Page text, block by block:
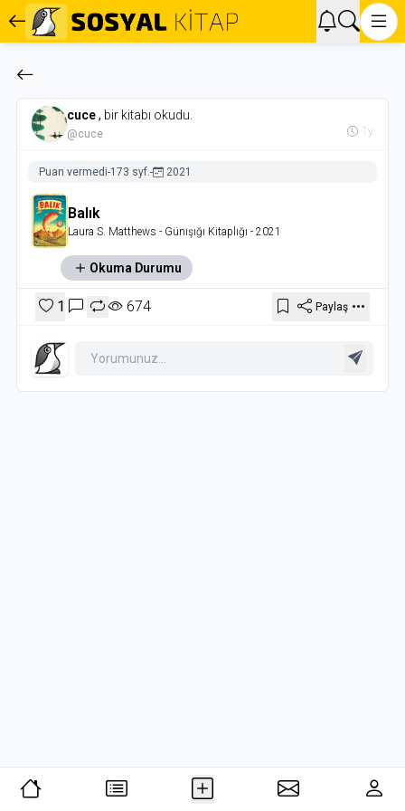
cuce, bir kitabı okudu.
@cuce 1y
Puan vermedi-173 syf.- 2021
Balık
Laura S. Matthews - Günışığı Kitaplığı - 2021
Okuma Durumu
1 674 Paylaş